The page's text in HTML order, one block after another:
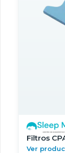
Filtros
Ver